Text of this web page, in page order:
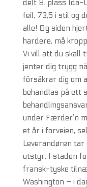
delt 8. plass Ida-
feil, 73,5 i stil og
alle! Og siden
hardere, må
Vi vill att du skall
jenter dig trygg
försäkrar dig om
behandlas på ett
under Færder’n
et år i forveien,
Leverandøren tar
utstyr. I staden
fransk-tyske
Washington – i